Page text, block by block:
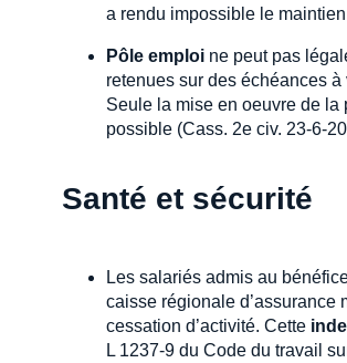
a rendu impossible le
Pôle emploi ne peut pas
retenues sur des échéances
Seule la mise en oeuvre de la
possible (Cass. 2e civ. 23-6-
Santé et sécurité
Les salariés admis au
caisse régionale d’assurance
cessation d’activité. Cette
L 1237-9 du Code du travail